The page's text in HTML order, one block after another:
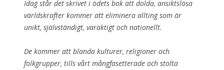
Idag står det skrivet i ödets bok att dolda, ansiktslösa
världskrafter kommer att eliminera allting som är
unikt, självständigt, varaktigt och nationellt.
De kommer att blanda kulturer, religioner och
folkgrupper, tills vårt mångfasetterade och stolta